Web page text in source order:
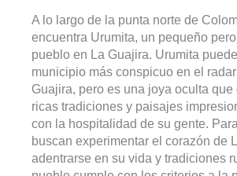
A lo largo de la punta norte de
encuentra Urumita, un pequeño
pueblo en La Guajira. Urumita
municipio más conspicuo en el
Guajira, pero es una joya oculta que
ricas tradiciones y paisajes
con la hospitalidad de su gente.
buscan experimentar el corazón de
adentrarse en su vida y tradiciones